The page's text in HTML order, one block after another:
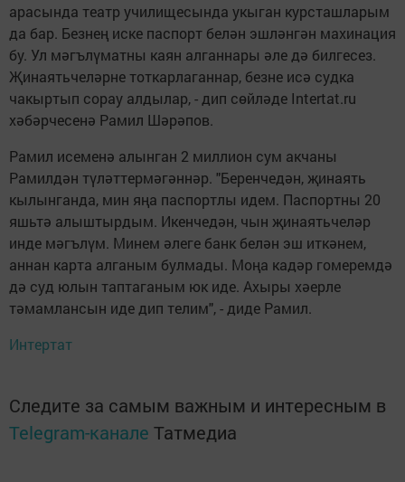
арасында театр училищесында укыган курсташларым
да бар. Безнең иске паспорт белән эшләнгән махинация
бу. Ул мәгълүматны каян алганнары әле дә билгесез.
Җинаятьчеләрне тоткарлаганнар, безне исә судка
чакыртып сорау алдылар, - дип сөйләде Intertat.ru
хәбәрчесенә Рамил Шәрәпов.
Рамил исеменә алынган 2 миллион сум акчаны
Рамилдән түләттермәгәннәр. "Беренчедән, җинаять
кылынганда, мин яңа паспортлы идем. Паспортны 20
яшьтә алыштырдым. Икенчедән, чын җинаятьчеләр
инде мәгълүм. Минем әлеге банк белән эш иткәнем,
аннан карта алганым булмады. Моңа кадәр гомеремдә
дә суд юлын таптаганым юк иде. Ахыры хәерле
тәмамлансын иде дип телим", - диде Рамил.
Интертат
Следите за самым важным и интересным в
Telegram-канале Татмедиа